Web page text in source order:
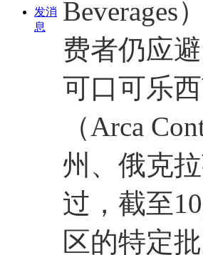
发消
息
Beverages
费者仍应
可口可乐
（Arca
州、俄克
过，截至
区的特定批